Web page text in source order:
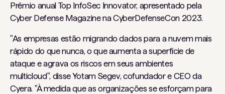
Prêmio anual Top InfoSec Innovator, apresentado pela
Cyber ​​Defense Magazine na CyberDefenseCon 2023.
"As empresas estão migrando dados para a nuvem mais
rápido do que nunca, o que aumenta a superfície de
ataque e agrava os riscos em seus ambientes
multicloud", disse Yotam Segev, cofundador e CEO da
Cyera. "À medida que as organizações se esforçam para